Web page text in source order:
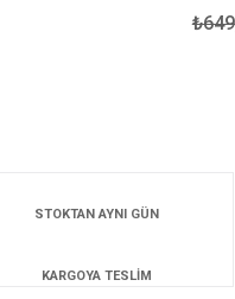
STOKTAN AYNI GÜN
KARGOYA TESLİM